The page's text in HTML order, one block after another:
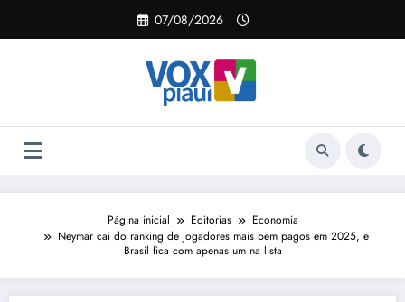
o
07/08/2026
Página inicial Editorias
Economia
Neymar cai do ranking de jogadores mais bem pagos em 2025, e
Brasil fica com apenas um na lista